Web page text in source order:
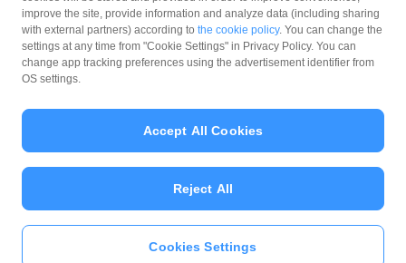
PayPayアプリをダウンロ
カスタマーハラスメントに関する当社の考え方
© PayPay Corporation
improve the site, provide information and analyze data (including sharing
with external partners) according to the cookie policy. You can change the
settings at any time from "Cookie Settings" in Privacy Policy. You can
change app tracking preferences using the advertisement identifier from
OS settings.
Cookies Settings
Reject All
Accept All Cookies